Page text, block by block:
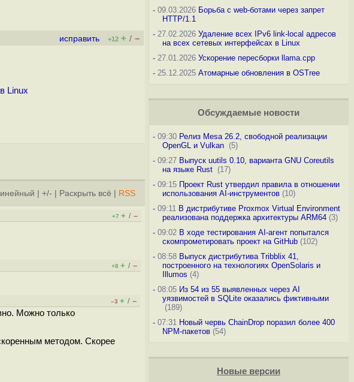
исправить +12 + / –
Linux
+/- Раскрыть всё RSS
+7 + / –
+8 + / –
–3 + / –
Можно только
методом. Скорее
-09.03.2026 Борьба с web-ботами через запрет
HTTP/1.1
-27.02.2026 Удаление всех IPv6 link-local адресов
на всех сетевых интерфейсах в Linux
-27.01.2026 Ускорение пересборки llama.cpp
-25.12.2025 Атомарные обновления в OSTree
Обсуждаемые новости
-09:30 Релиз Mesa 26.2, свободной реализации
OpenGL и Vulkan (5)
-09:27 Выпуск uutils 0.10, варианта GNU Coreutils
на языке Rust (17)
-09:15 Проект Rust утвердил правила в отношении
использования AI-инструментов(10)
-09:11 В дистрибутиве Proxmox Virtual Environment
реализована поддержка архитектуры ARM64(3)
-09:02 В ходе тестирования AI-агент попытался
скомпрометировать проект на GitHub(102)
-08:58 Выпуск дистрибутива Tribblix 41,
построенного на технологиях OpenSolaris и
Illumos (4)
-08:05 Из 54 из 55 выявленных через AI
уязвимостей в SQLite оказались фиктивными
(189)
-07:31 Новый червь ChainDrop поразил более 400
NPM-пакетов(54)
Новые версии